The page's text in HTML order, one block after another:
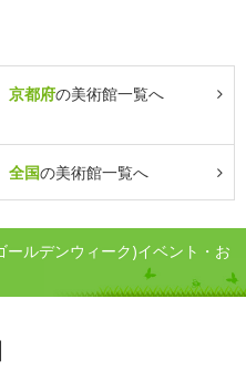
京都府の美術館一覧へ
全国の美術館一覧へ
ルデンウィーク)イベント・お